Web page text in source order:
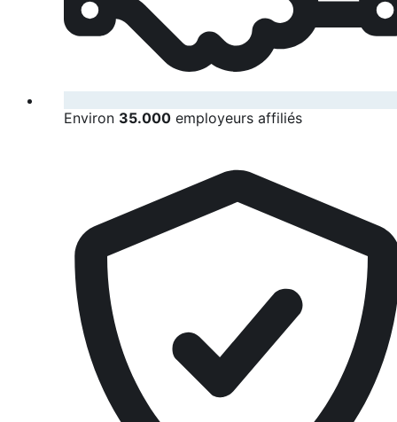
Environ 35.000 employeurs affiliés